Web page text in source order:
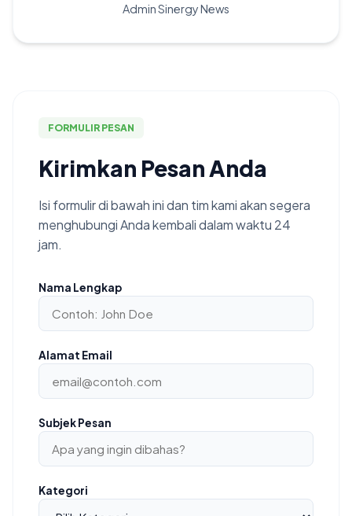
Admin Sinergy News
FORMULIR PESAN
Kirimkan Pesan Anda
Isi formulir di bawah ini dan tim kami akan segera
menghubungi Anda kembali dalam waktu 24
jam.
Nama Lengkap
Alamat Email
Subjek Pesan
Kategori